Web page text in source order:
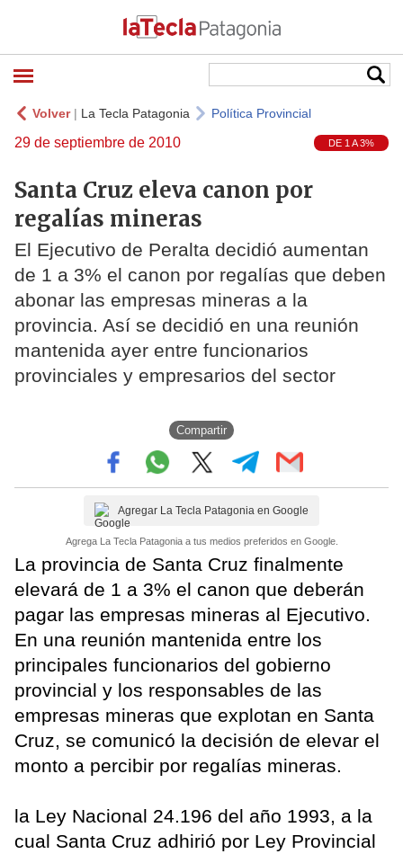
Volver| La Tecla Patagonia Política Provincial
29 de septiembre de 2010 DE 1 A 3%
Santa Cruz eleva canon por
regalías mineras
El Ejecutivo de Peralta decidió aumentan
de 1 a 3% el canon por regalías que deben
abonar las empresas mineras a la
provincia. Así se decidió en una reunión
mantenida ayer entre funcionarios
provinciales y empresarios del sector
Compartir
Agregar La Tecla Patagonia en Google
Agrega La Tecla Patagonia a tus medios preferidos en Google.
La provincia de Santa Cruz finalmente
elevará de 1 a 3% el canon que deberán
pagar las empresas mineras al Ejecutivo.
En una reunión mantenida entre los
principales funcionarios del gobierno
provincial y los responsables de las
empresas mineras que explotan en Santa
Cruz, se comunicó la decisión de elevar el
monto a percibir por regalías mineras.
la Ley Nacional 24.196 del año 1993, a la
cual Santa Cruz adhirió por Ley Provincial